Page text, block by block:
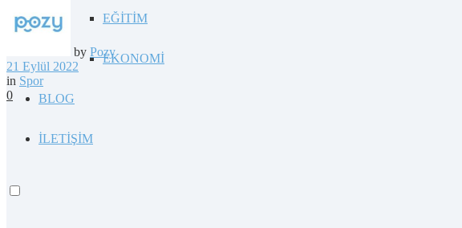
EĞİTİM
EKONOMİ
BLOG
İLETİŞİM
by Pozy
21 Eylül 2022
in Spor
0